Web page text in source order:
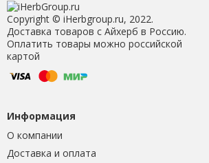
Copyright © iHerbgroup.ru, 2022.
Доставка товаров с Айхерб в Россию.
Оплатить товары можно российской
картой
Информация
О компании
Доставка и оплата